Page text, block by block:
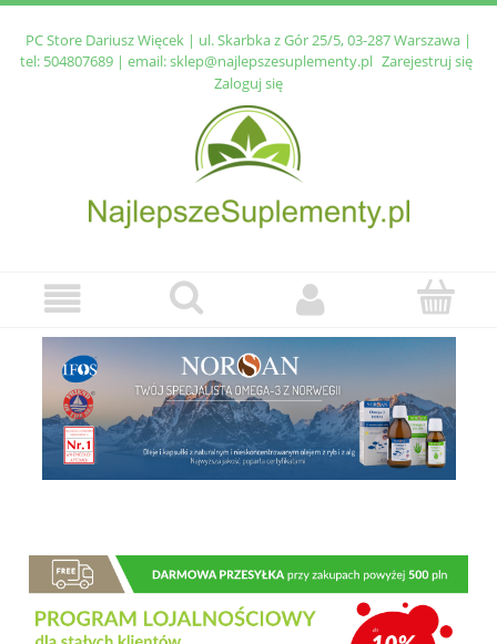
PC Store Dariusz Więcek | ul. Skarbka z Gór 25/5, 03-287 Warszawa |
tel: 504807689| email:sklep@najlepszesuplementy.pl Zarejestruj się
Zaloguj się